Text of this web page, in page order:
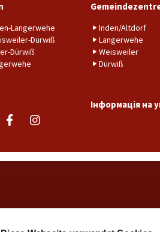
Langerwehe
Dürwiß
Dürwiß
Inden/Altdorf
Langerwehe
Weisweiler
Dürwiß
Інформація на